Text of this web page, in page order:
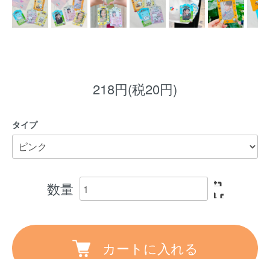
218円(税20円)
タイプ
数量
カートに入れる